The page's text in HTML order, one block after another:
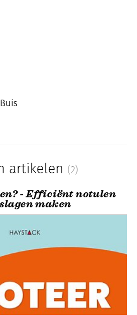
artikelen (2)
- Efficiënt notulen
maken